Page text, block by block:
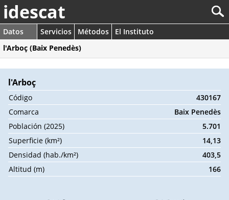
idescat
Datos Servicios Métodos
El Instituto
l'Arboç (Baix Penedès)
l'Arboç
Código
430167
Comarca
Baix Penedès
Población (2025)
5.701
Superficie (km²)
14,13
Densidad (hab./km²)
403,5
Altitud (m)
166